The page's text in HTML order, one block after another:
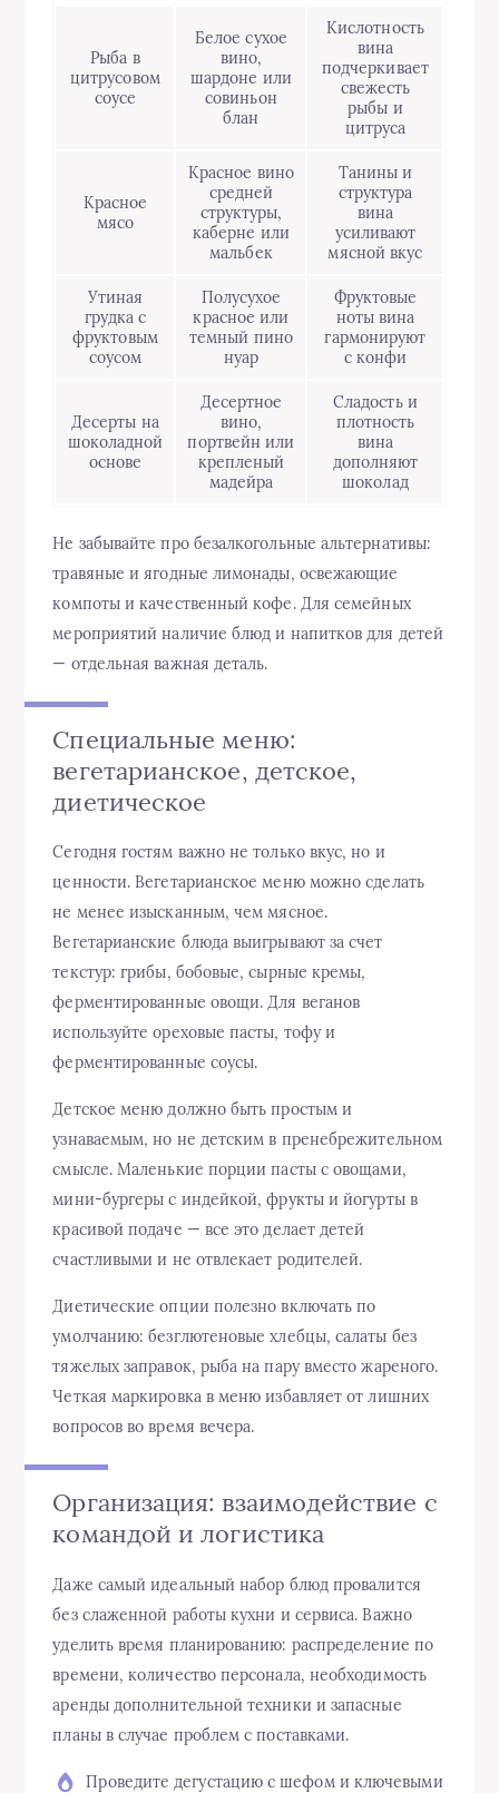
Рыба в
цитрусовом
соусе
Белое сухое
вино,
шардоне или
совиньон
блан
Кислотность
вина
подчеркивает
свежесть
рыбы и
цитруса
Красное
мясо
Красное вино
средней
структуры,
каберне или
мальбек
Танины и
структура
вина
усиливают
мясной вкус
Утиная
грудка с
фруктовым
соусом
Полусухое
красное или
темный пино
нуар
Фруктовые
ноты вина
гармонируют
с конфи
Десерты на
шоколадной
основе
Десертное
вино,
портвейн или
крепленый
мадейра
Сладость и
плотность
вина
дополняют
шоколад
Не забывайте про безалкогольные альтернативы:
травяные и ягодные лимонады, освежающие
компоты и качественный кофе. Для семейных
мероприятий наличие блюд и напитков для детей
— отдельная важная деталь.
Специальные меню:
вегетарианское, детское,
диетическое
Сегодня гостям важно не только вкус, но и
ценности. Вегетарианское меню можно сделать
не менее изысканным, чем мясное.
Вегетарианские блюда выигрывают за счет
текстур: грибы, бобовые, сырные кремы,
ферментированные овощи. Для веганов
используйте ореховые пасты, тофу и
ферментированные соусы.
Детское меню должно быть простым и
узнаваемым, но не детским в пренебрежительном
смысле. Маленькие порции пасты с овощами,
мини-бургеры с индейкой, фрукты и йогурты в
красивой подаче — все это делает детей
счастливыми и не отвлекает родителей.
Диетические опции полезно включать по
умолчанию: безглютеновые хлебцы, салаты без
тяжелых заправок, рыба на пару вместо жареного.
Четкая маркировка в меню избавляет от лишних
вопросов во время вечера.
Организация: взаимодействие с
командой и логистика
Даже самый идеальный набор блюд провалится
без слаженной работы кухни и сервиса. Важно
уделить время планированию: распределение по
времени, количество персонала, необходимость
аренды дополнительной техники и запасные
планы в случае проблем с поставками.
Проведите дегустацию с шефом и ключевыми